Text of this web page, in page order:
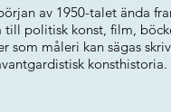
av 1950-talet ända
till politisk konst, film,
som måleri kan sägas
konsthistoria.